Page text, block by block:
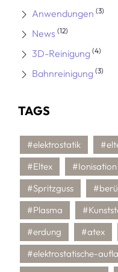
Anwendungen (3)
News (12)
3D-Reinigung (4)
Bahnreinigung (3)
TAGS
#elektrostatik
#Eltex
#Ionisation
#Spritzguss
#Plasma
#erdung
#atex
#elektrostatische-